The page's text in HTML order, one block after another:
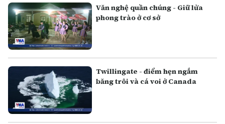
Văn nghệ quần chúng - Giữ lửa
phong trào ở cơ sở
Twillingate - điểm hẹn ngắm
băng trôi và cá voi ở Canada